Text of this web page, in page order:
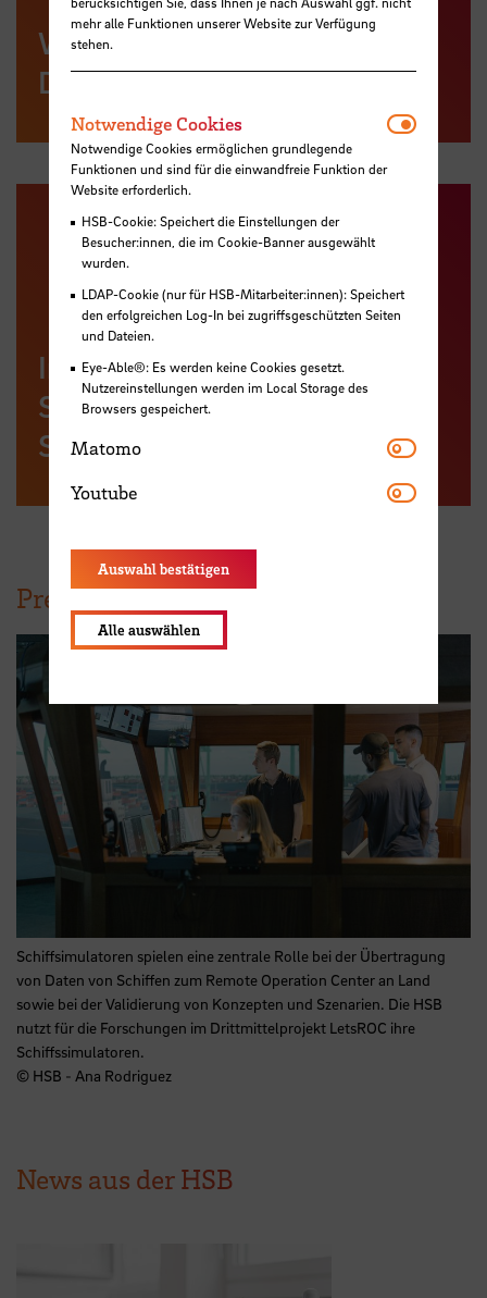
Webseite der HSB zum
Drittmittelprojekt LetsROC
Internationaler Studiengang
Ship Management – Nautical
Sciences
Pressefoto zum Herunterladen
Schiffsimulatoren spielen eine zentrale Rolle bei der Übertragung
von Daten von Schiffen zum Remote Operation Center an Land
sowie bei der Validierung von Konzepten und Szenarien. Die HSB
nutzt für die Forschungen im Drittmittelprojekt LetsROC ihre
Schiffssimulatoren.
© HSB - Ana Rodriguez
News aus der HSB
mehr alle Funktionen unserer Website zur Verfügung
stehen.
Notwendige Cookies
Notwendige Cookies ermöglichen grundlegende
Funktionen und sind für die einwandfreie Funktion der
Website erforderlich.
HSB-Cookie: Speichert die Einstellungen der
Besucher:innen, die im Cookie-Banner ausgewählt
wurden.
LDAP-Cookie (nur für HSB-Mitarbeiter:innen): Speichert
den erfolgreichen Log-In bei zugriffsgeschützten Seiten
und Dateien.
Eye-Able®: Es werden keine Cookies gesetzt.
Nutzereinstellungen werden im Local Storage des
Browsers gespeichert.
Matomo Matomo
Youtube Youtube
Auswahl bestätigen
Alle auswählen